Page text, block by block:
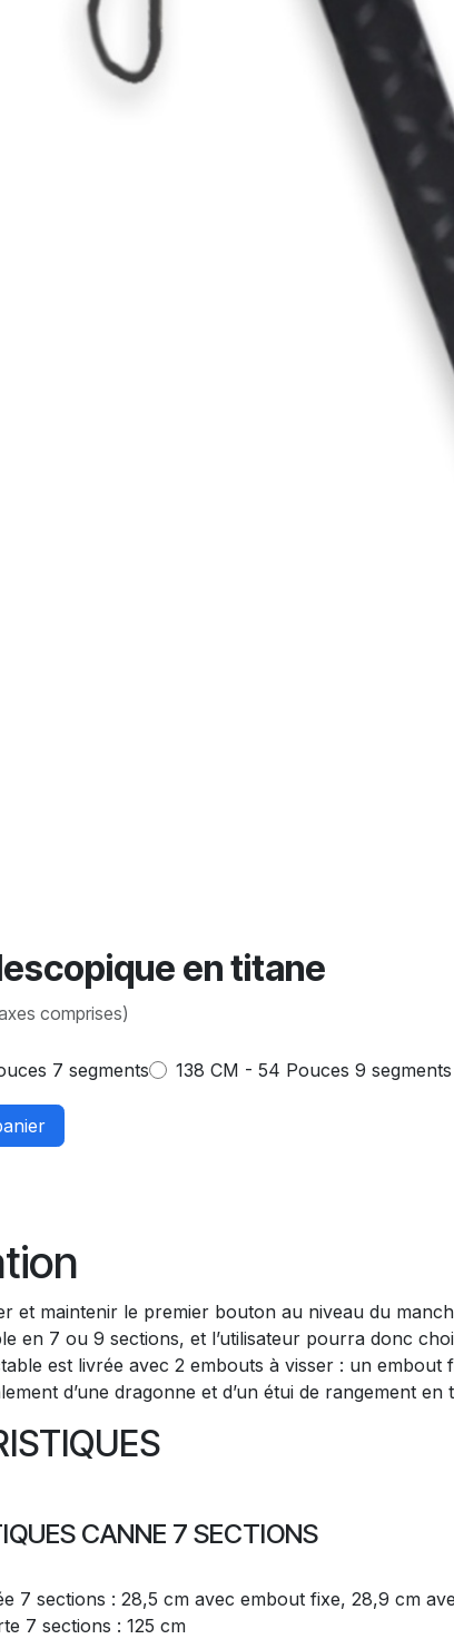
en titane
comprises)
7 segments
138 CM - 54 Pouces 9 segments
et maintenir le premier bouton au niveau du
en 7 ou 9 sections, et l’utilisateur pourra donc
est livrée avec 2 embouts à visser : un
d’une dragonne et d’un étui de rangement en
CANNE 7 SECTIONS
7 sections : 28,5 cm avec embout fixe, 28,9 cm
7 sections : 125 cm